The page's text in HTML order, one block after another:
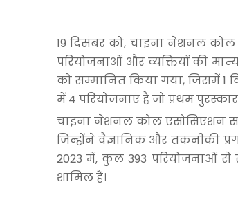
19 दिसंबर को, चाइना नेशनल
परियोजनाओं और व्यक्तियों की
को सम्मानित किया गया, जिसमें 1
में 4 परियोजनाएं हैं जो प्रथम
चाइना नेशनल कोल एसोसिएशन
जिन्होंने वैज्ञानिक और तकनीकी
2023 में, कुल 393 परियोजनाओं से
शामिल हैं।